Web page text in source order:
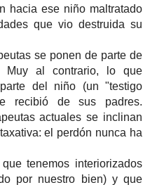
hacia ese niño maltratado
que vio destruida su
se ponen de parte de
Muy al contrario, lo que
del niño (un "testigo
recibió de sus padres.
actuales se inclinan
el perdón nunca ha
tenemos interiorizados
por nuestro bien) y que